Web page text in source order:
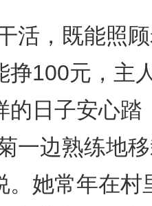
，既能照顾
挣100元，主
的日子安心踏
一边熟练地
。她常年在村